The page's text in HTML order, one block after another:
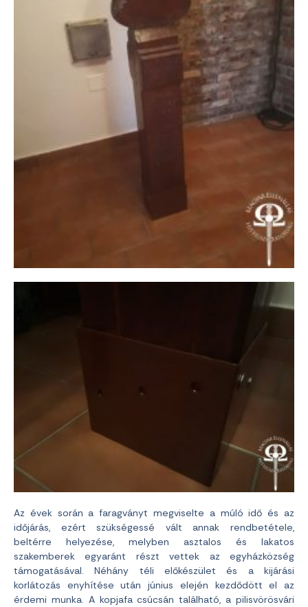
Az évek során a faragványt megviselte a múló idő és az
időjárás, ezért szükségessé vált annak rendbetétele,
beltérre helyezése, melyben asztalos és lakatos
szakemberek egyaránt részt vettek az egyházközség
támogatásával. Néhány téli előkészület és a kijárási
korlátozás enyhítése után június elején kezdődött el az
érdemi munka. A kopjafa csúcsán található, a pilisvörösvári